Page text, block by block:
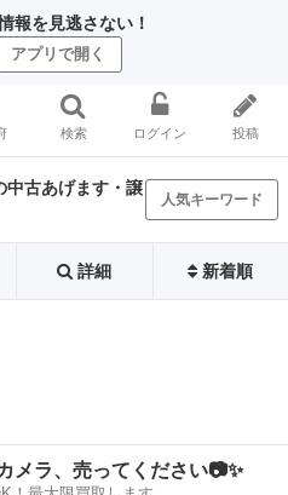
報を見逃さない！
アプリで開く
検索 ログイン 投稿
中古あげます・譲
人気キーワード
詳細 新着順
メラ、売ってください📷✨